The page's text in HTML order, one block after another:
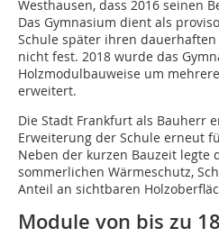
Westhausen, dass 2016 seinen
Das Gymnasium dient als
Schule später ihren
nicht fest. 2018 wurde das
Holzmodulbauweise um
erweitert.
Die Stadt Frankfurt als Bauherr
Erweiterung der Schule erneut
Neben der kurzen Bauzeit legte
sommerlichen Wärmeschutz,
Anteil an sichtbaren
Module von bis zu